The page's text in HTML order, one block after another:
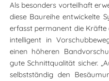
Als besonders vorteilhaft
diese Baureihe entwickelte
erfasst permanent die Kräfte
intelligent in
einen höheren
gute Schnittqualität sicher.
selbstständig den